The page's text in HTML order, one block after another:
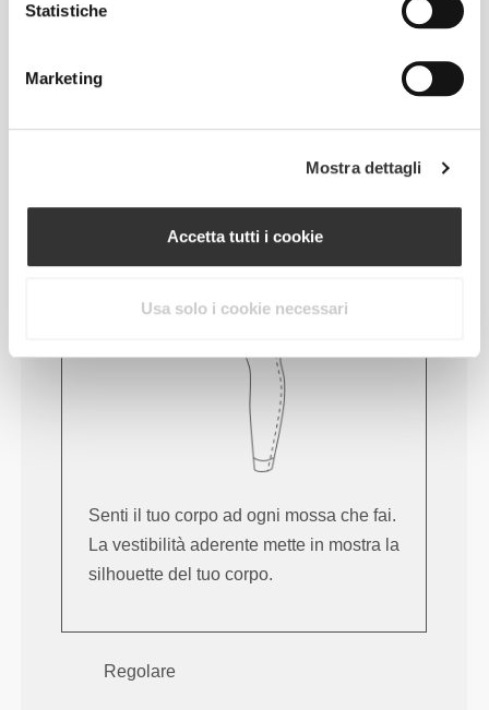
Statistiche
Marketing
Mostra dettagli
Accetta tutti i cookie
Usa solo i cookie necessari
Senti il tuo corpo ad ogni mossa che fai.
La vestibilità aderente mette in mostra la
silhouette del tuo corpo.
Regolare